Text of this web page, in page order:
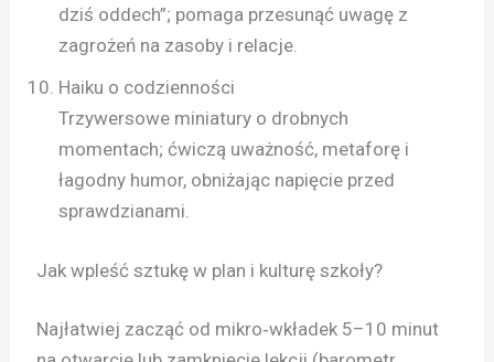
dziś oddech”; pomaga przesunąć uwagę z
zagrożeń na zasoby i relacje.
Haiku o codzienności
Trzywersowe miniatury o drobnych
momentach; ćwiczą uważność, metaforę i
łagodny humor, obniżając napięcie przed
sprawdzianami.
Jak wpleść sztukę w plan i kulturę szkoły?
Najłatwiej zacząć od mikro‑wkładek 5–10 minut